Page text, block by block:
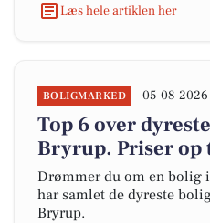
Læs hele artiklen her
BOLIGMARKED 05-08-2026
Top 6 over
Bryrup. Priser op
Drømmer du om en bolig
har samlet de dyreste
Bryrup.